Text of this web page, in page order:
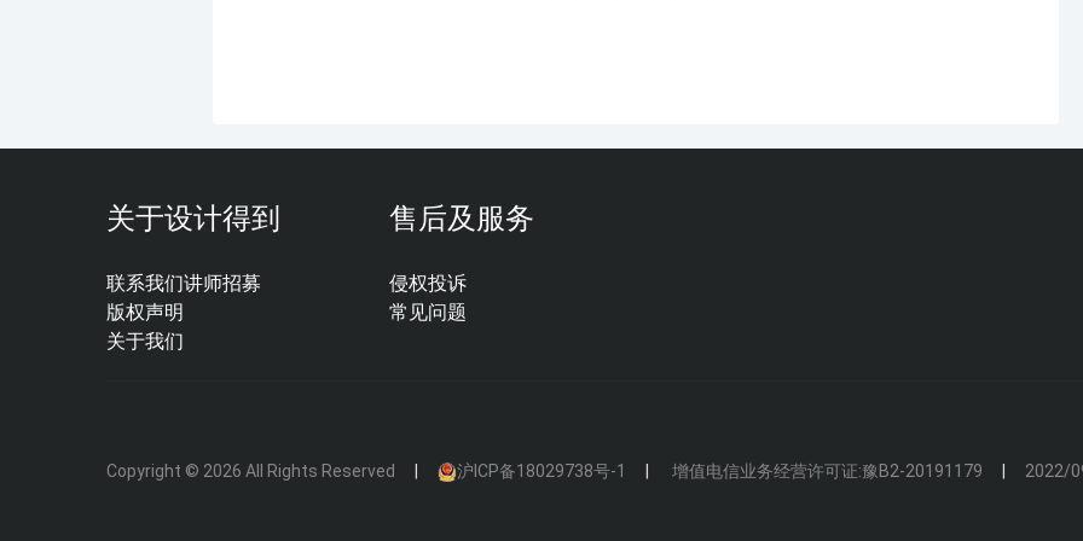
关于设计得到
联系我们
版权声明
关于我们
讲师招募
售后及服务
侵权投诉
常见问题
Copyright © 2026 All Rights Reserved 沪ICP备18029738号-1 增值电信业务经营许可证:豫B2-20191179 2022/